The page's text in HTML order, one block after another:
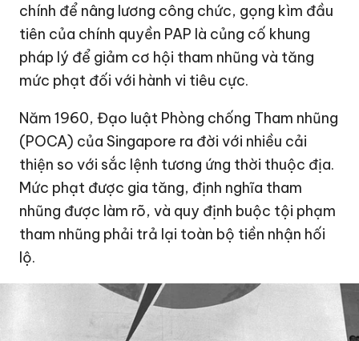
chính để nâng lương công chức, gọng kìm đầu
tiên của chính quyền PAP là củng cố khung
pháp lý để giảm cơ hội tham nhũng và tăng
mức phạt đối với hành vi tiêu cực.
Năm 1960, Đạo luật Phòng chống Tham nhũng
(POCA) của Singapore ra đời với nhiều cải
thiện so với sắc lệnh tương ứng thời thuộc địa.
Mức phạt được gia tăng, định nghĩa tham
nhũng được làm rõ, và quy định buộc tội phạm
tham nhũng phải trả lại toàn bộ tiền nhận hối
lộ.